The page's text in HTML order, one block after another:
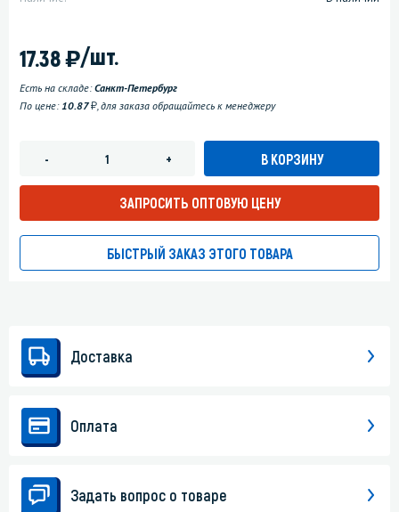
17.38)/шт.
Есть на складе:Санкт-Петербург
По цене:10.87у, для заказа обращайтесь к менеджеру
- + В КОРЗИНУ
ЗАПРОСИТЬ ОПТОВУЮ ЦЕНУ
БЫСТРЫЙ ЗАКАЗ ЭТОГО ТОВАРА
Доставка
Оплата
Задать вопрос о товаре